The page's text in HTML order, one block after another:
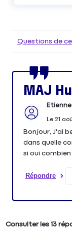
Questions de
MAJ
Le 21
Bonjour, J'ai
dans quelle
si oui
Répondre
Consulter les 13